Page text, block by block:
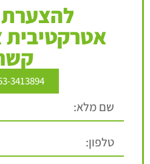
אטרקטיבית
3413894